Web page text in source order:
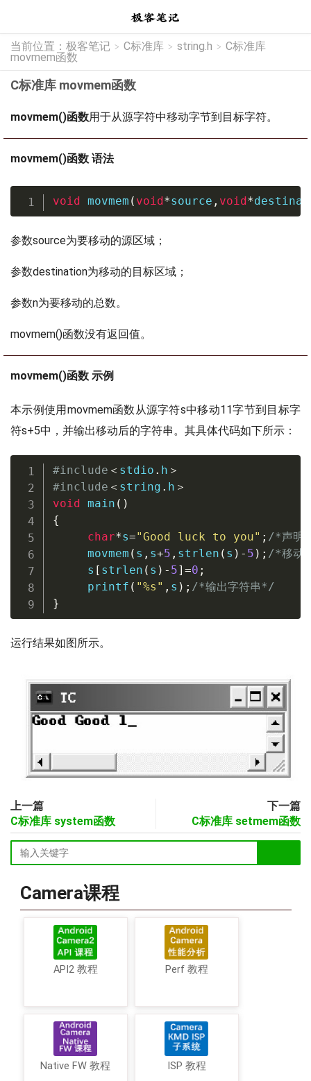
当前位置： 极客笔记 > C标准库 > string.h > C标准库
movmem函数
C标准库 movmem函数
movmem()函数用于从源字符中移动字节到目标字符。
movmem()函数 语法
void movmem ( void*source , void*
参数source为要移动的源区域；
参数destination为移动的目标区域；
参数n为要移动的总数。
movmem()函数没有返回值。
movmem()函数 示例
本示例使用movmem函数从源字符s中移动11字节到目标字
符s+5中，并输出移动后的字符串。其具体代码如下所示：
#include ＜ stdio . h ＞
#include ＜ string . h ＞
void main ( )
{
char*s="Good luck to you" ; /*声明
movmem ( s , s+5 , strlen ( s ) - 5 ) ; /*移动
     s
[ strlen ( s ) - 5] =0 ;
printf ( "%s" , s ) ; /*输出字符串*/
}
运行结果如图所示。
上一篇
C标准库 system函数
下一篇
C标准库 setmem函数
Camera课程
API2 教程 Perf 教程
Native FW 教程 ISP 教程